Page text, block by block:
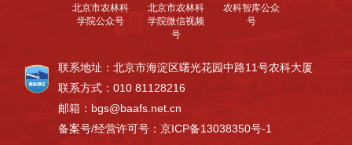
北京市农林科
学院公众号
北京市农林科
学院微信视频
号
农科智库公众
号
联系地址：北京市海淀区曙光花园中路11号农科大厦
联系方式：010 81128216
邮箱：bgs@baafs.net.cn
备案号/经营许可号：京ICP备13038350号-1